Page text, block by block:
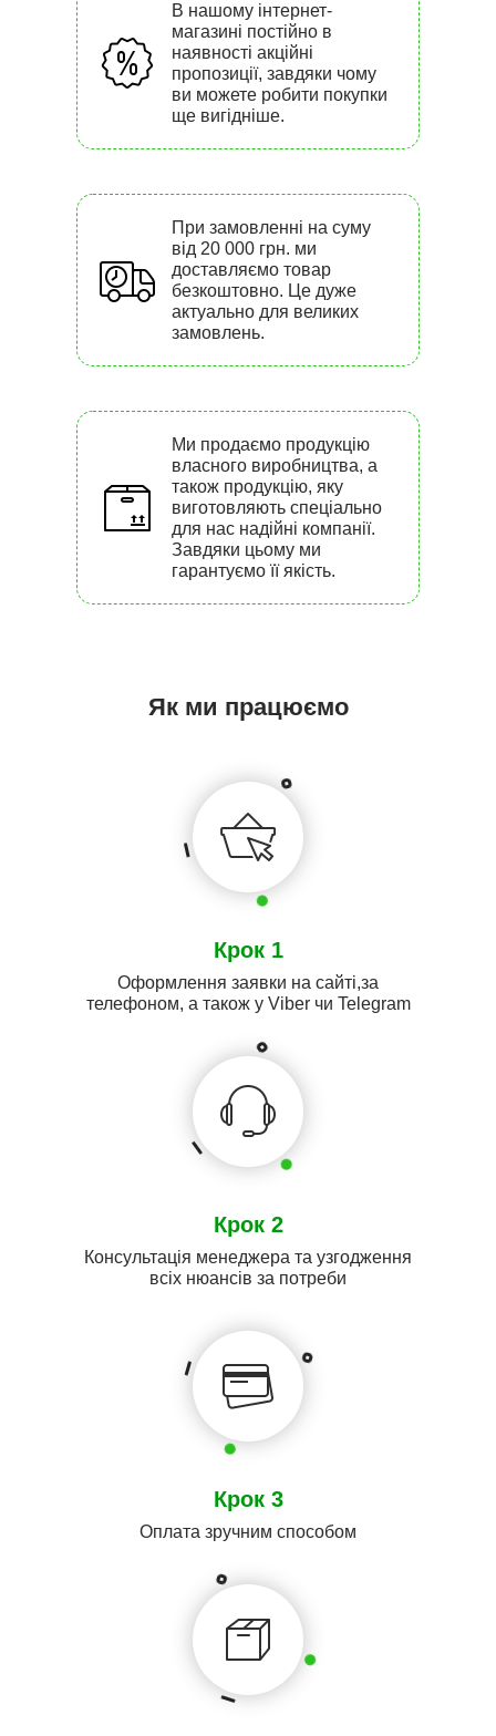
В нашому інтернет-
магазині постійно в
наявності акційні
пропозиції, завдяки чому
ви можете робити покупки
ще вигідніше.
При замовленні на суму
від 20 000 грн. ми
доставляємо товар
безкоштовно. Це дуже
актуально для великих
замовлень.
Ми продаємо продукцію
власного виробництва, а
також продукцію, яку
виготовляють спеціально
для нас надійні компанії.
Завдяки цьому ми
гарантуємо її якість.
Як ми працюємо
Крок 1
Оформлення заявки на сайті,за
телефоном, а також у Viber чи Telegram
Крок 2
Консультація менеджера та узгодження
всіх нюансів за потреби
Крок 3
Оплата зручним способом